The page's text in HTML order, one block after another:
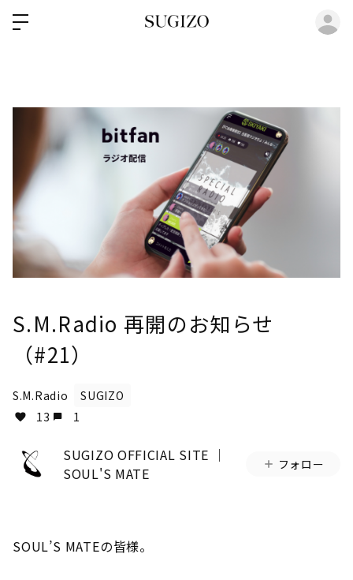
S.M.Radio 再開のお知らせ
（#21）
S.M.Radio
SUGIZO
13
1
SUGIZO OFFICIAL SITE │
SOUL'S MATE
フォロー
SOUL’S MATEの皆様。